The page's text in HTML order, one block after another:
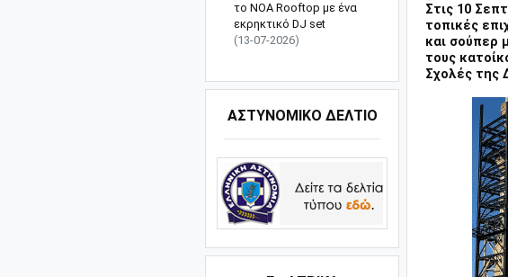
το NOA Rooftop με ένα
εκρηκτικό DJ set
(13-07-2026)
ΑΣΤΥΝΟΜΙΚΟ ΔΕΛΤΙΟ
Στις 10
τοπικές
και σούπερ
τους
Σχολές της